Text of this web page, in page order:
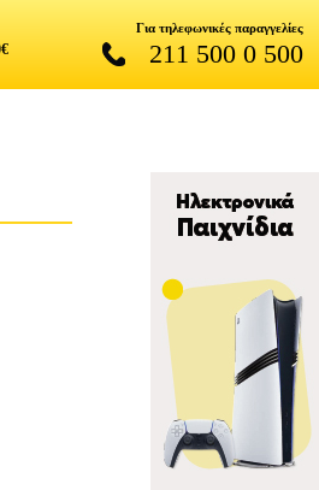
Για τηλεφωνικές παραγγελίες
211 500 0 500